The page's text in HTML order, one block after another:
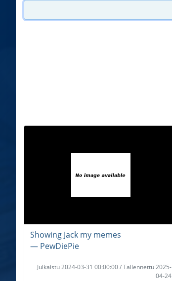
Showing Jack my memes
― PewDiePie
Julkaistu 2024-03-31 00:00:00 / Tallennettu 2025-
04-24